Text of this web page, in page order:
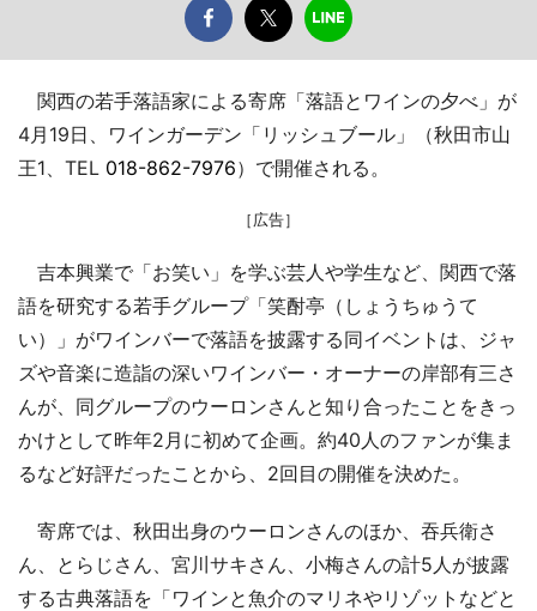
関西の若手落語家による寄席「落語とワインの夕べ」が
4月19日、ワインガーデン「リッシュブール」（秋田市山
王1、TEL 018-862-7976）で開催される。
［広告］
吉本興業で「お笑い」を学ぶ芸人や学生など、関西で落
語を研究する若手グループ「笑酎亭（しょうちゅうて
い）」がワインバーで落語を披露する同イベントは、ジャ
ズや音楽に造詣の深いワインバー・オーナーの岸部有三さ
んが、同グループのウーロンさんと知り合ったことをきっ
かけとして昨年2月に初めて企画。約40人のファンが集ま
るなど好評だったことから、2回目の開催を決めた。
寄席では、秋田出身のウーロンさんのほか、吞兵衛さ
ん、とらじさん、宮川サキさん、小梅さんの計5人が披露
する古典落語を「ワインと魚介のマリネやリゾットなどと